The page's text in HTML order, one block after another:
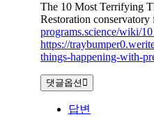
The 10 Most Terrifying
Restoration conservatory
programs.science/wiki/
https://
things-happening-with-
댓글옵션
답변